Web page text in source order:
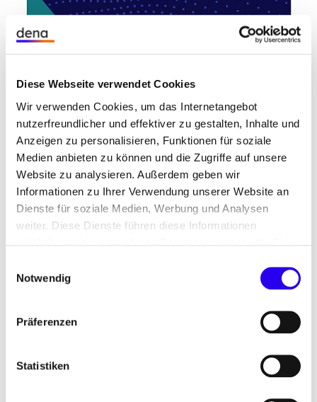
Diese Webseite verwendet Cookies
Wir verwenden Cookies, um das Internetangebot
nutzerfreundlicher und effektiver zu gestalten, Inhalte und
Anzeigen zu personalisieren, Funktionen für soziale
Medien anbieten zu können und die Zugriffe auf unsere
Website zu analysieren. Außerdem geben wir
Informationen zu Ihrer Verwendung unserer Website an
Dienste für soziale Medien, Werbung und Analysen
weiter. Diese Dienste führen diese Informationen
Nutzung der Dienste gesammelt haben.
Notwendig
Präferenzen
Statistiken
Öffentliche Kreditgarantien können private
Investitionen in junge Klimatechnologie-
Unternehmen deutlich steigern. Folglich kommen
argumentiert für eine Lösung auf europäischer
Ebene. Konkrete Beispiele werden angeführt und